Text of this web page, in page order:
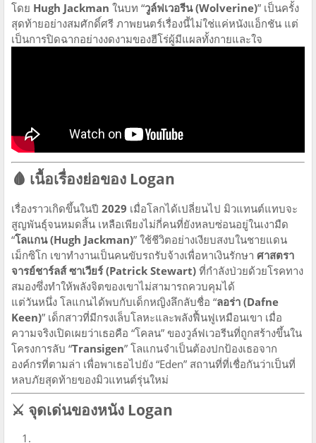
โดย Hugh Jackman ในบท “วูล์ฟเวอรีน (Wolverine)” เป็นครั้ง
สุดท้ายอย่างสมศักดิ์ศรี ภาพยนตร์เรื่องนี้ไม่ใช่แค่หนังแอ็กชัน แต่
เป็นการปิดฉากอย่างงดงามของฮีโร่ผู้มีแผลทั้งกายและใจ
🩸 เนื้อเรื่องย่อของ Logan
เรื่องราวเกิดขึ้นในปี 2029 เมื่อโลกได้เปลี่ยนไป มิวแทนต์แทบจะ
สูญพันธุ์จนหมดสิ้น เหลือเพียงไม่กี่คนที่ยังหลบซ่อนอยู่ในเงามืด
“โลแกน (Hugh Jackman)” ใช้ชีวิตอย่างเงียบสงบในชายแดน
เม็กซิโก เขาทำงานเป็นคนขับรถรับจ้างเพื่อหาเงินรักษา ศาสตรา
จารย์ชาร์ลส์ ซาเวียร์ (Patrick Stewart) ที่กำลังป่วยด้วยโรคทาง
สมองซึ่งทำให้พลังจิตของเขาไม่สามารถควบคุมได้
แต่วันหนึ่ง โลแกนได้พบกับเด็กหญิงลึกลับชื่อ “ลอร่า (Dafne
Keen)” เด็กสาวที่มีกรงเล็บโลหะและพลังฟื้นฟูเหมือนเขา เมื่อ
ความจริงเปิดเผยว่าเธอคือ “โคลน” ของวูล์ฟเวอรีนที่ถูกสร้างขึ้นใน
โครงการลับ “Transigen” โลแกนจำเป็นต้องปกป้องเธอจาก
องค์กรที่ตามล่า เพื่อพาเธอไปยัง “Eden” สถานที่ที่เชื่อกันว่าเป็นที่
หลบภัยสุดท้ายของมิวแทนต์รุ่นใหม่
⚔️ จุดเด่นของหนัง Logan